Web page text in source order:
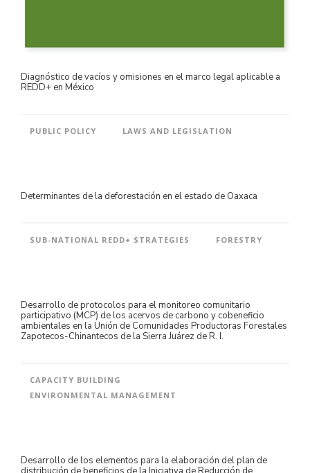
Diagnóstico de vacíos y omisiones en el marco legal aplicable a
REDD+ en México
PUBLIC POLICY LAWS AND LEGISLATION
Determinantes de la deforestación en el estado de Oaxaca
SUB-NATIONAL REDD+ STRATEGIES FORESTRY
Desarrollo de protocolos para el monitoreo comunitario
participativo (MCP) de los acervos de carbono y cobeneficio
ambientales en la Unión de Comunidades Productoras Forestales
Zapotecos-Chinantecos de la Sierra Juárez de R. I.
CAPACITY BUILDING
ENVIRONMENTAL MANAGEMENT
Desarrollo de los elementos para la elaboración del plan de